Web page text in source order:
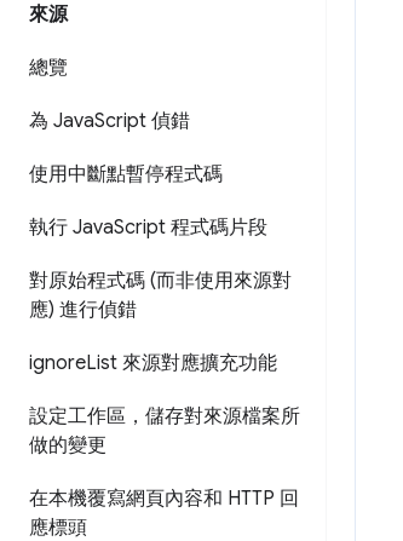
來源
總覽
為 JavaScript 偵錯
使用中斷點暫停程式碼
執行 JavaScript 程式碼片段
對原始程式碼 (而非使用來源對
應) 進行偵錯
ignoreList 來源對應擴充功能
設定工作區，儲存對來源檔案所
做的變更
在本機覆寫網頁內容和 HTTP 回
應標頭